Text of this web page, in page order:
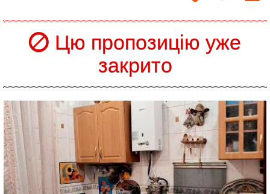
Цю пропозицію уже
закрито